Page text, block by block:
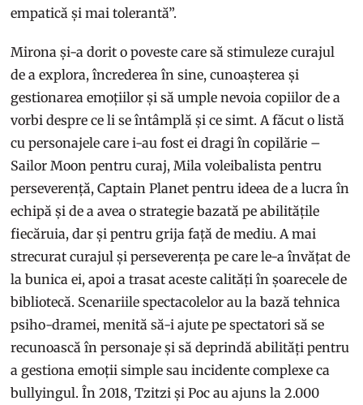
empatică și mai tolerantă”.
Mirona și-a dorit o poveste care să stimuleze curajul
de a explora, încrederea în sine, cunoașterea și
gestionarea emoțiilor și să umple nevoia copiilor de a
vorbi despre ce li se întâmplă și ce simt. A făcut o listă
cu personajele care i-au fost ei dragi în copilărie –
Sailor Moon pentru curaj, Mila voleibalista pentru
perseverență, Captain Planet pentru ideea de a lucra în
echipă și de a avea o strategie bazată pe abilitățile
fiecăruia, dar și pentru grija față de mediu. A mai
strecurat curajul și perseverența pe care le-a învățat de
la bunica ei, apoi a trasat aceste calități în șoarecele de
bibliotecă. Scenariile spectacolelor au la bază tehnica
psiho-dramei, menită să-i ajute pe spectatori să se
recunoască în personaje și să deprindă abilități pentru
a gestiona emoții simple sau incidente complexe ca
bullyingul. În 2018, Tzitzi și Poc au ajuns la 2.000